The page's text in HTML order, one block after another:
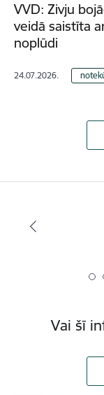
VVD: Zivju
veidā saistīta
noplūdi
24.07.2026.
Vai šī